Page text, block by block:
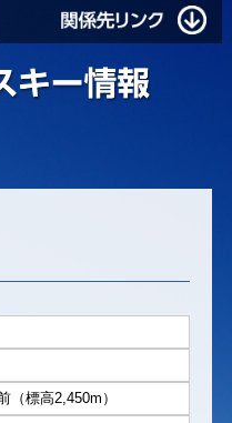
（標高2,450m）